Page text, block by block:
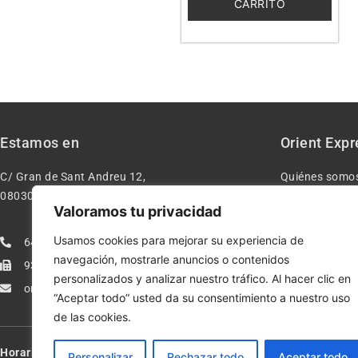
Valoramos tu privacidad
Usamos cookies para mejorar su experiencia de
navegación, mostrarle anuncios o contenidos
personalizados y analizar nuestro tráfico. Al hacer clic en
“Aceptar todo” usted da su consentimiento a nuestro uso
de las cookies.
CARRITO
Estamos en
C/ Gran de Sant Andreu 12,
08030 – Barcelona España
640277962
933113005
orientexpressmodelismo@gmail.com
Orient
Quiénes
Condiciones
Política de
Política de
Horario: Lun-Vie de 10:00-13:30 y 17:00-20:00 – Sáb de 10:00-13:30